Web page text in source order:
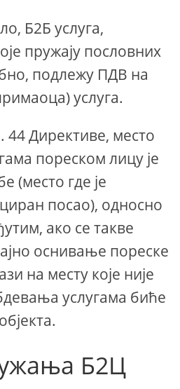
Б2Б услуга,
пружају пословних
подлежу ПДВ на
услуга.
44 Директиве, место
пореском лицу је
(место где је
посао), односно
ако се такве
оснивање пореске
на месту које није
услугама биће
Б2Ц